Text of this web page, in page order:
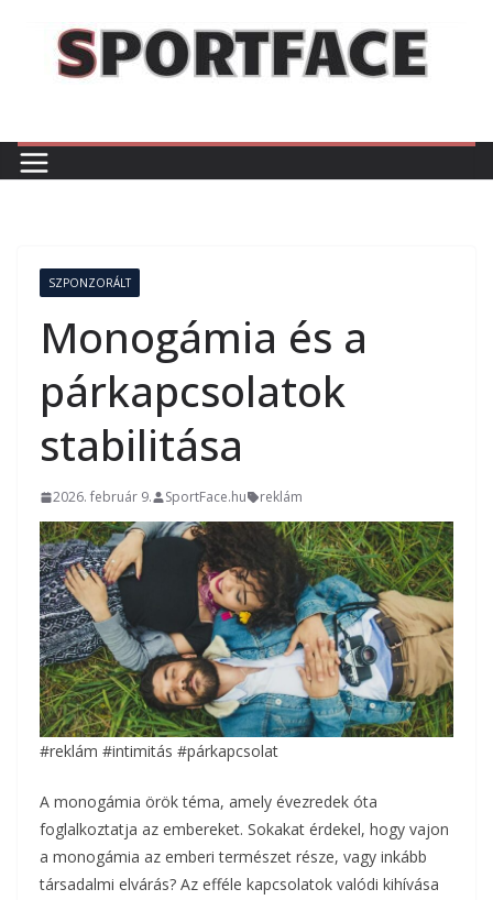
content
SZPONZORÁLT
Monogámia és a
párkapcsolatok
stabilitása
2026. február 9. SportFace.hu reklám
#reklám #intimitás #párkapcsolat
A monogámia örök téma, amely évezredek óta
foglalkoztatja az embereket. Sokakat érdekel, hogy vajon
a monogámia az emberi természet része, vagy inkább
társadalmi elvárás? Az efféle kapcsolatok valódi kihívása